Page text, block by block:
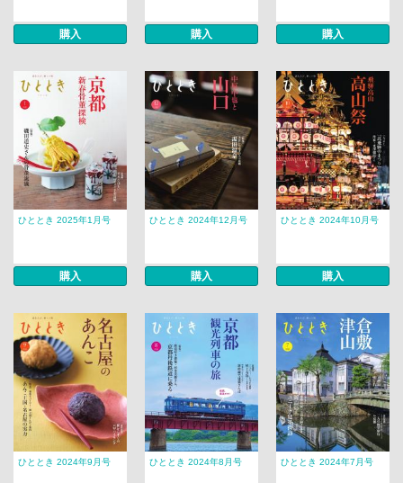
購入 購入 購入
ひととき 2025年1月号
購入
ひととき 2024年12月号
購入
ひととき 2024年10月号
購入
ひととき 2024年9月号 ひととき 2024年8月号 ひととき 2024年7月号